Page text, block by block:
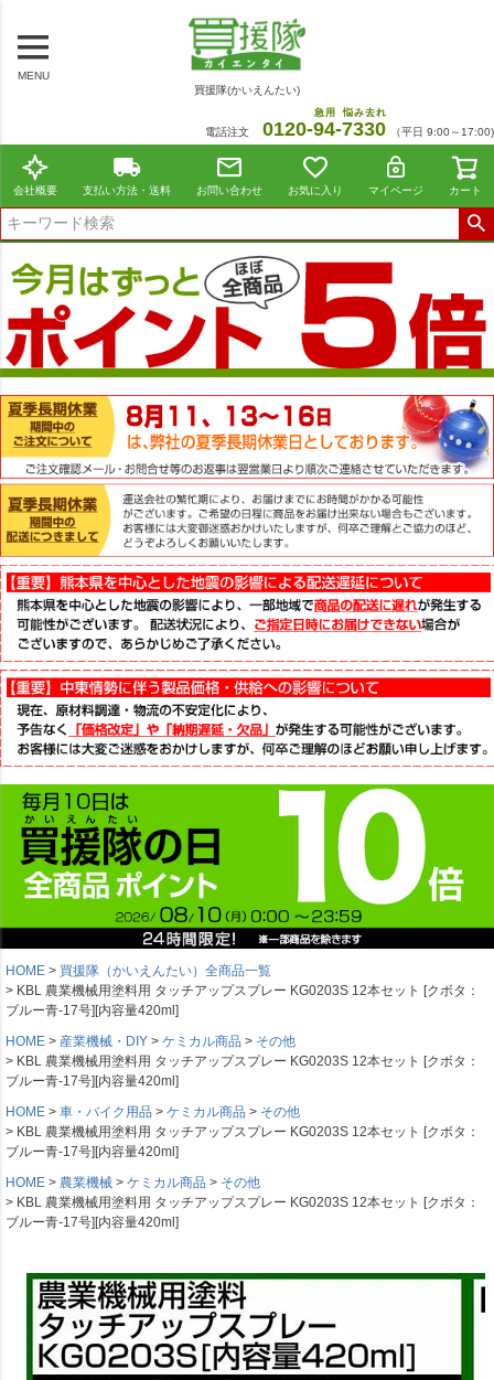
MENU
買援隊(かいえんたい)
電話注文 0120-94
急用
-7330
悩み去れ
（平日 9:00～17:00)
会社概要 支払い方法・送料 お問い合わせ お気に入り マイページ カート
HOME
買援隊（かいえんたい）全商品一覧
KBL 農業機械用塗料用 タッチアップスプレー KG0203S 12本セット [クボタ：
ブルー青-17号][内容量420ml]
HOME
産業機械・DIY ケミカル商品
その他
KBL 農業機械用塗料用 タッチアップスプレー KG0203S 12本セット [クボタ：
ブルー青-17号][内容量420ml]
HOME
車・バイク用品 ケミカル商品
その他
KBL 農業機械用塗料用 タッチアップスプレー KG0203S 12本セット [クボタ：
ブルー青-17号][内容量420ml]
HOME
農業機械 ケミカル商品
その他
KBL 農業機械用塗料用 タッチアップスプレー KG0203S 12本セット [クボタ：
ブルー青-17号][内容量420ml]